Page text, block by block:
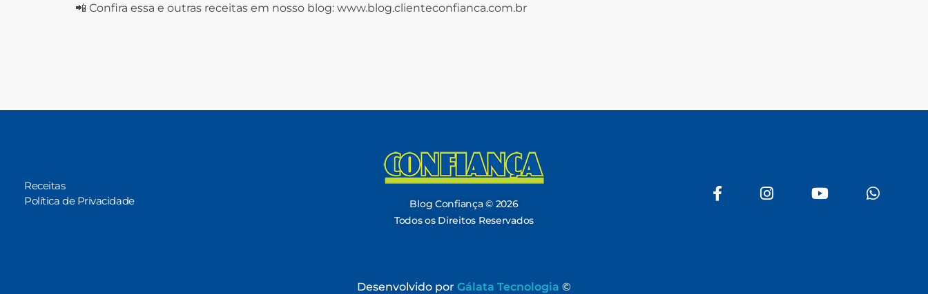
📲 Confira essa e outras receitas em nosso blog: www.blog.clienteconfianca.com.br
Receitas
Política de Privacidade
Blog Confiança © 2026
Todos os Direitos Reservados
Desenvolvido por Gálata Tecnologia ©